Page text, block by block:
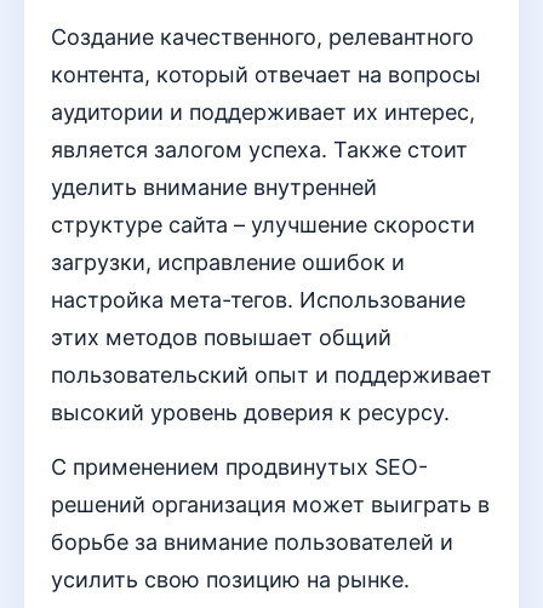
Создание качественного, релевантного
контента, который отвечает на вопросы
аудитории и поддерживает их интерес,
является залогом успеха. Также стоит
уделить внимание внутренней
структуре сайта – улучшение скорости
загрузки, исправление ошибок и
настройка мета-тегов. Использование
этих методов повышает общий
пользовательский опыт и поддерживает
высокий уровень доверия к ресурсу.
С применением продвинутых SEO-
решений организация может выиграть в
борьбе за внимание пользователей и
усилить свою позицию на рынке.